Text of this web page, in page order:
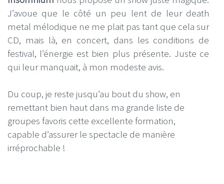
J’avoue que le côté un peu lent de leur death
metal mélodique ne me plait pas tant que cela sur
CD, mais là, en concert, dans les conditions de
festival, l’énergie est bien plus présente. Juste ce
qui leur manquait, à mon modeste avis.
Du coup, je reste jusqu’au bout du show, en
remettant bien haut dans ma grande liste de
groupes favoris cette excellente formation,
capable d’assurer le spectacle de manière
irréprochable !